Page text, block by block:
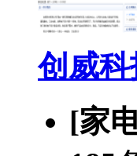
创威科
[家